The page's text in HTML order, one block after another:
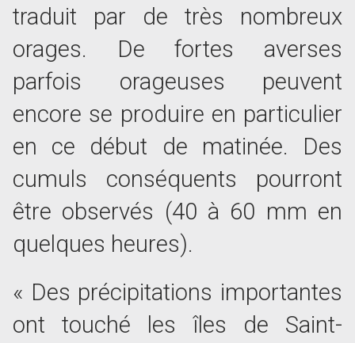
traduit par de très nombreux
orages. De fortes averses
parfois orageuses peuvent
encore se produire en particulier
en ce début de matinée. Des
cumuls conséquents pourront
être observés (40 à 60 mm en
quelques heures).
« Des précipitations importantes
ont touché les îles de Saint-